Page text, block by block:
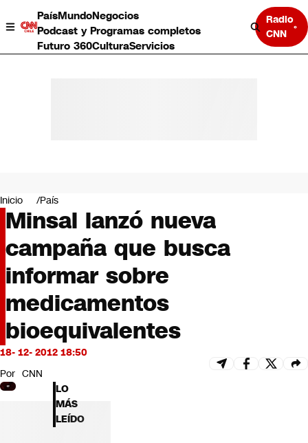
PaísMundoNegocios
Podcast y Programas completos
Futuro 360CulturaServicios
Radio
CNN
Negocios
Deportes
Programas completos
Cultura
Servicios
Bits
CNN tiempo
Futuro 360
Opinión
Inicio País
Minsal lanzó nueva
campaña que busca
informar sobre
medicamentos
bioequivalentes
18- 12- 2012 18:50
Por CNN
LO
MÁS
LEÍDO